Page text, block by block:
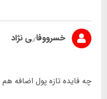
خسرووفاٸی نژاد
چه فایده تازه پول اضافه